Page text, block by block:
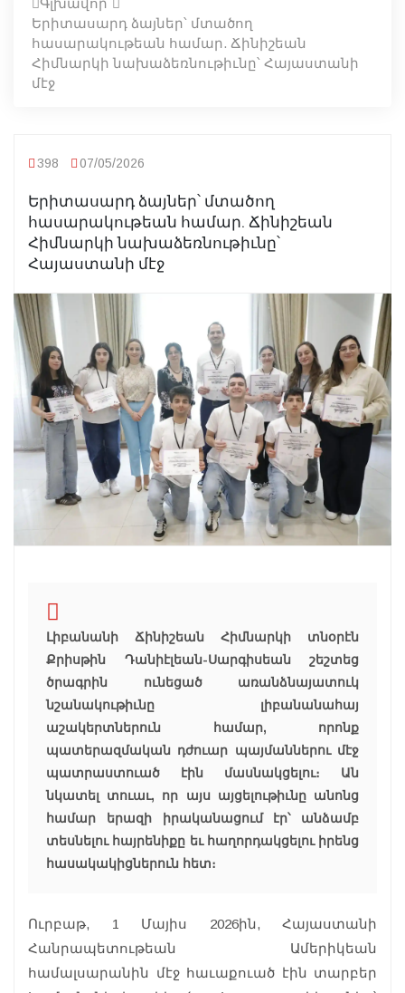
Երիտասարդ ձայներ՝ մտածող
հասարակութեան համար. Ճինիշեան
Հիմնարկի նախաձեռնութիւնը՝ Հայաստանի
մէջ
398 07/05/2026
Երիտասարդ ձայներ՝ մտածող
հասարակութեան համար. Ճինիշեան
Հիմնարկի նախաձեռնութիւնը՝
Հայաստանի մէջ
Լիբանանի Ճինիշեան Հիմնարկի տնօրէն
Քրիսթին Դանիէլեան-Սարգիսեան շեշտեց
ծրագրին ունեցած առանձնայատուկ
նշանակութիւնը լիբանանահայ
աշակերտներուն համար, որոնք
պատերազմական դժուար պայմաններու մէջ
պատրաստուած էին մասնակցելու։ Ան
նկատել տուաւ, որ այս այցելութիւնը անոնց
համար երազի իրականացում էր՝ անձամբ
տեսնելու հայրենիքը եւ հաղորդակցելու իրենց
հասակակիցներուն հետ։
Ուրբաթ, 1 Մայիս 2026ին, Հայաստանի
Հանրապետութեան Ամերիկեան
համալսարանին մէջ հաւաքուած էին տարբեր